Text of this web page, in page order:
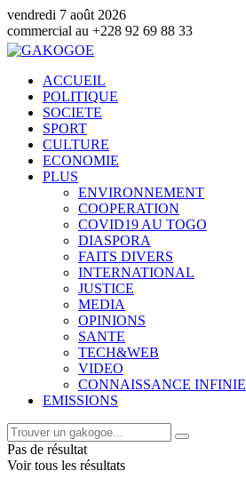
vendredi 7 août 2026
+228 92 69 88 33
ACCUEIL
POLITIQUE
SOCIETE
SPORT
CULTURE
ECONOMIE
PLUS
ENVIRONNEMENT
COOPERATION
COVID19 AU TOGO
DIASPORA
FAITS DIVERS
INTERNATIONAL
JUSTICE
MEDIA
OPINIONS
SANTE
TECH&WEB
VIDEO
CONNAISSANCE INFINIE
EMISSIONS
Pas de résultat
Voir tous les résultats